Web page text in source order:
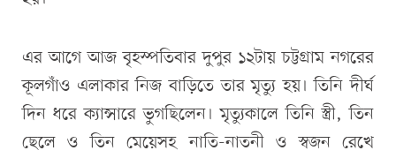
এর আগে আজ বৃহস্পতিবার দুপুর ১২টায় চট্টগ্রাম নগরের
কূলগাঁও এলাকার নিজ বাড়িতে তার মৃত্যু হয়। তিনি দীর্ঘ
দিন ধরে ক্যান্সারে ভুগছিলেন। মৃত্যুকালে তিনি স্ত্রী, তিন
ছেলে ও তিন মেয়েসহ নাতি-নাতনী ও স্বজন রেখে